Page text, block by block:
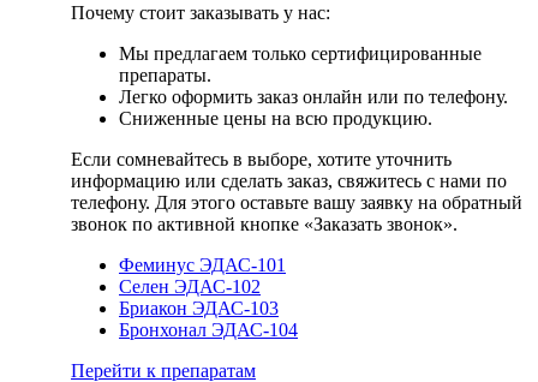
Почему стоит заказывать у нас:
Мы предлагаем только сертифицированные
препараты.
Легко оформить заказ онлайн или по телефону.
Сниженные цены на всю продукцию.
Если сомневайтесь в выборе, хотите уточнить
информацию или сделать заказ, свяжитесь с нами по
телефону. Для этого оставьте вашу заявку на обратный
звонок по активной кнопке «Заказать звонок».
Феминус ЭДАС-101
Селен ЭДАС-102
Бриакон ЭДАС-103
Бронхонал ЭДАС-104
Перейти к препаратам